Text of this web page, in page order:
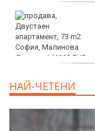
НАЙ-ЧЕТЕНИ